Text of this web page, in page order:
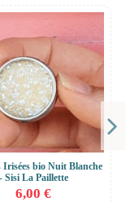
Irisées bio Nuit Blanche
- Sisi La Paillette
6,00 €